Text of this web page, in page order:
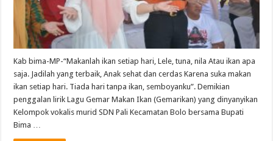
Kab bima-MP-“Makanlah ikan setiap hari, Lele, tuna, nila Atau ikan apa
saja. Jadilah yang terbaik, Anak sehat dan cerdas Karena suka makan
ikan setiap hari. Tiada hari tanpa ikan, semboyanku”. Demikian
penggalan lirik Lagu Gemar Makan Ikan (Gemarikan) yang dinyanyikan
Kelompok vokalis murid SDN Pali Kecamatan Bolo bersama Bupati
Bima …